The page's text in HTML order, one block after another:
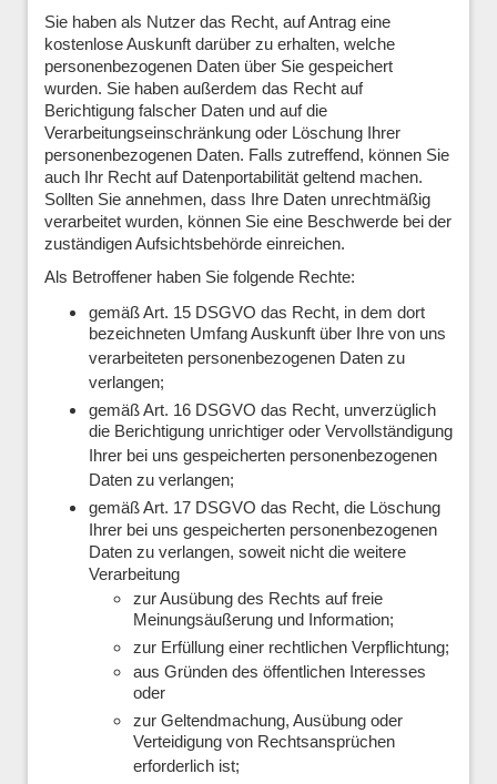
Sie haben als Nutzer das Recht, auf Antrag eine
kostenlose Auskunft darüber zu erhalten, welche
personenbezogenen Daten über Sie gespeichert
wurden. Sie haben außerdem das Recht auf
Berichtigung falscher Daten und auf die
Verarbeitungseinschränkung oder Löschung Ihrer
personenbezogenen Daten. Falls zutreffend, können Sie
auch Ihr Recht auf Datenportabilität geltend machen.
Sollten Sie annehmen, dass Ihre Daten unrechtmäßig
verarbeitet wurden, können Sie eine Beschwerde bei der
zuständigen Aufsichtsbehörde einreichen.
Als Betroffener haben Sie folgende Rechte:
gemäß Art. 15 DSGVO das Recht, in dem dort
bezeichneten Umfang Auskunft über Ihre von uns
verarbeiteten personenbezogenen Daten zu
verlangen;
gemäß Art. 16 DSGVO das Recht, unverzüglich
die Berichtigung unrichtiger oder Vervollständigung
Ihrer bei uns gespeicherten personenbezogenen
Daten zu verlangen;
gemäß Art. 17 DSGVO das Recht, die Löschung
Ihrer bei uns gespeicherten personenbezogenen
Daten zu verlangen, soweit nicht die weitere
Verarbeitung
zur Ausübung des Rechts auf freie
Meinungsäußerung und Information;
zur Erfüllung einer rechtlichen Verpflichtung;
aus Gründen des öffentlichen Interesses
oder
zur Geltendmachung, Ausübung oder
Verteidigung von Rechtsansprüchen
erforderlich ist;